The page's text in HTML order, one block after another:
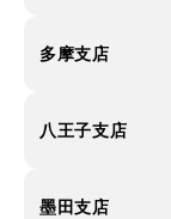
多摩支店
八王子支店
墨田支店